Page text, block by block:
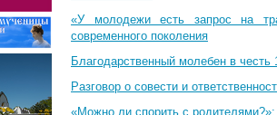
«У молодежи есть запрос на
современного поколения
Благодарственный молебен в
Разговор о совести и
«Можно ли спорить с